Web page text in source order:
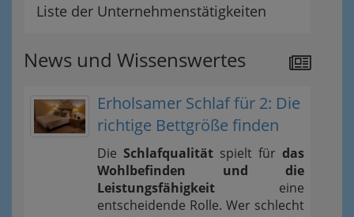
Liste der Unternehmenstätigkeiten
News und Wissenswertes
Erholsamer Schlaf für 2: Die
richtige Bettgröße finden
Die Schlafqualität spielt für das
Wohlbefinden und die
Leistungsfähigkeit eine
entscheidende Rolle. Wer schlecht